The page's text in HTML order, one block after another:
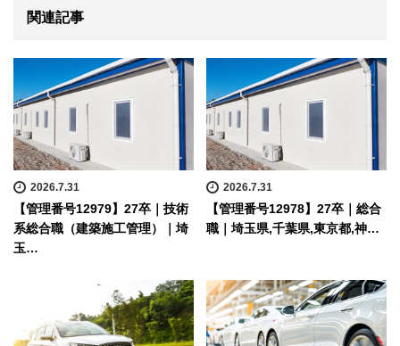
関連記事
2026.7.31
【管理番号12979】27卒｜技術
系総合職（建築施工管理）｜埼
玉…
2026.7.31
【管理番号12978】27卒｜総合
職｜埼玉県,千葉県,東京都,神…